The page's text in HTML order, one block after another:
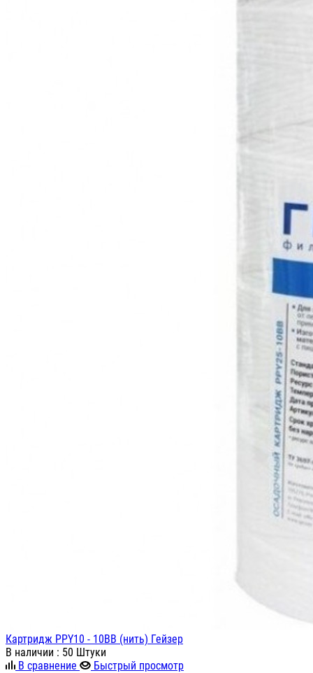
Картридж PPY10 - 10ВВ (нить) Гейзер
В наличии : 50 Штуки
В сравнение
Быстрый просмотр